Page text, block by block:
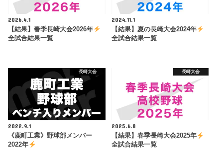
2026.4.1
【結果】春季長崎大会2026年
全試合結果一覧
2024.11.1
【結果】夏の長崎大会2024年
全試合結果一覧
長崎大会
2022.9.1
《鹿町工業》野球部メンバー
2022年
長崎大会
2025.6.8
【結果】春季長崎大会2025年
全試合結果一覧